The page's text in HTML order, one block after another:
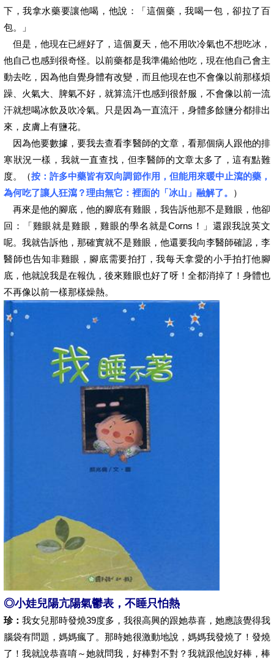
下，我拿水藥要讓他喝，他說：「這個藥，我喝一包，卻拉了百
包。」
但是，他現在已經好了，這個夏天，他不用吹冷氣也不想吃冰，
他自己也感到很奇怪。以前藥都是我準備給他吃，現在他自己會主
動去吃，因為他自覺身體有改變，而且他現在也不會像以前那樣煩
躁、火氣大、脾氣不好，就算流汗也感到很舒服，不會像以前一流
汗就想喝冰飲及吹冷氣。只是因為一直流汗，身體多餘鹽分都排出
來，皮膚上有鹽花。
因為他要數據，要我去查看李醫師的文章，看那個病人跟他的排
寒狀況一樣，我就一直查找，但李醫師的文章太多了，這有點難
度。（按：許多中藥皆有双向調節作用，但能用來暖中止瀉的藥，
為何吃了讓人狂瀉？理由無它：裡面的「冰山」融解了。
）
再來是他的腳底，他的腳底有雞眼，我告訴他那不是雞眼，他卻
回：「雞眼就是雞眼，雞眼的學名就是Corns！」還跟我說英文
呢。我就告訴他，那確實就不是雞眼，他還要我向李醫師確認，李
醫師也告知非雞眼，腳底需要拍打，我每天拿愛的小手拍打他腳
底，他就說我是在報仇，後來雞眼也好了呀！全都消掉了！身體也
不再像以前一樣那樣燥熱。
◎小娃兒陽亢陽氣鬱表，不睡只怕熱
珍： 我女兒那時發燒39度多，我很高興的跟她恭喜，她應該覺得我
腦袋有問題，媽媽瘋了。那時她很激動地說，媽媽我發燒了！發燒
了！我就說恭喜唷～她就問我，好棒對不對？我就跟他說好棒，棒